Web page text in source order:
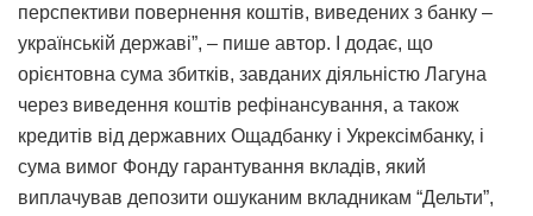
перспективи повернення коштів, виведених з банку –
українській державі”, – пише автор. І додає, що
орієнтовна сума збитків, завданих діяльністю Лагуна
через виведення коштів рефінансування, а також
кредитів від державних Ощадбанку і Укрексімбанку, і
сума вимог Фонду гарантування вкладів, який
виплачував депозити ошуканим вкладникам “Дельти”,